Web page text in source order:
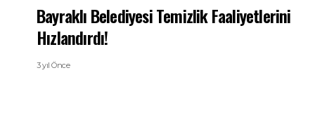
Bayraklı Belediyesi Temizlik Faaliyetlerini
Hızlandırdı!
3 yıl Önce